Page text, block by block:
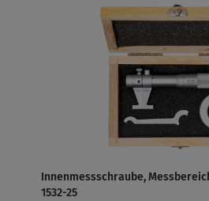
Innenmessschraube,
1532-25